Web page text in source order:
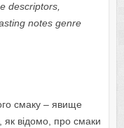
descriptors,
notes genre
смаку – явище
як відомо, про смаки